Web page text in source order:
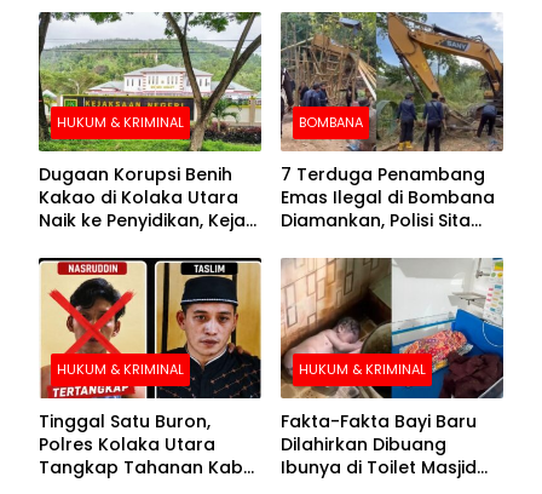
HUKUM & KRIMINAL
Dugaan Korupsi Benih
Kakao di Kolaka Utara
Naik ke Penyidikan, Kejari
BOMBANA
7 Terduga Penambang
Emas Ilegal di Bombana
Diamankan, Polisi Sita
Crusher
HUKUM & KRIMINAL
Tinggal Satu Buron,
Polres Kolaka Utara
Tangkap Tahanan Kabur
HUKUM & KRIMINAL
Fakta-Fakta Bayi Baru
Dilahirkan Dibuang
Ibunya di Toilet Masjid